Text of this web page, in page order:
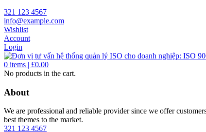
321 123 4567
info@example.com
Wishlist
Account
Login
0 items | £0.00
No products in the cart.
About
We are professional and reliable provider since we offer
best themes to the market.
321 123 4567